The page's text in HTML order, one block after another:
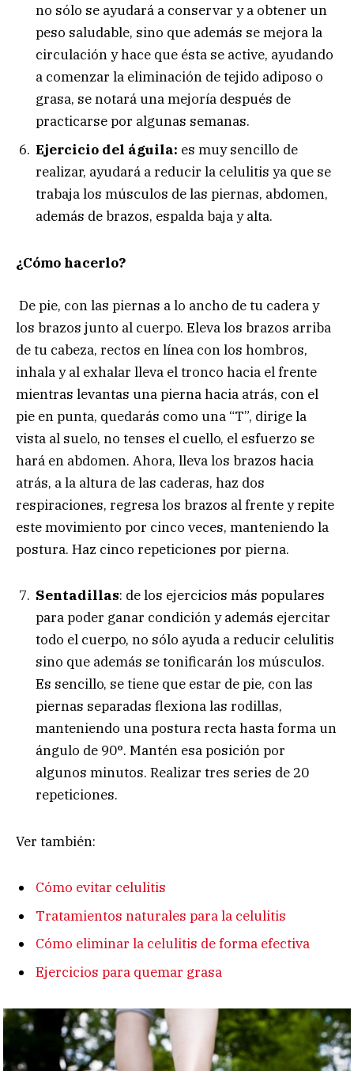
no sólo se ayudará a conservar y a obtener un
peso saludable, sino que además se mejora la
circulación y hace que ésta se active, ayudando
a comenzar la eliminación de tejido adiposo o
grasa, se notará una mejoría después de
practicarse por algunas semanas.
Ejercicio del águila: es muy sencillo de
realizar, ayudará a reducir la celulitis ya que se
trabaja los músculos de las piernas, abdomen,
además de brazos, espalda baja y alta.
¿Cómo hacerlo?
De pie, con las piernas a lo ancho de tu cadera y
los brazos junto al cuerpo. Eleva los brazos arriba
de tu cabeza, rectos en línea con los hombros,
inhala y al exhalar lleva el tronco hacia el frente
mientras levantas una pierna hacia atrás, con el
pie en punta, quedarás como una “T”, dirige la
vista al suelo, no tenses el cuello, el esfuerzo se
hará en abdomen. Ahora, lleva los brazos hacia
atrás, a la altura de las caderas, haz dos
respiraciones, regresa los brazos al frente y repite
este movimiento por cinco veces, manteniendo la
postura. Haz cinco repeticiones por pierna.
Sentadillas: de los ejercicios más populares
para poder ganar condición y además ejercitar
todo el cuerpo, no sólo ayuda a reducir celulitis
sino que además se tonificarán los músculos.
Es sencillo, se tiene que estar de pie, con las
piernas separadas flexiona las rodillas,
manteniendo una postura recta hasta forma un
ángulo de 90°. Mantén esa posición por
algunos minutos. Realizar tres series de 20
repeticiones.
Ver también:
Cómo evitar celulitis
Tratamientos naturales para la celulitis
Cómo eliminar la celulitis de forma efectiva
Ejercicios para quemar grasa